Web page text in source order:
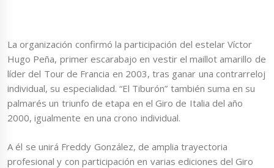
La organización confirmó la participación del estelar Víctor
Hugo Peña, primer escarabajo en vestir el maillot amarillo de
líder del Tour de Francia en 2003, tras ganar una contrarreloj
individual, su especialidad. “El Tiburón” también suma en su
palmarés un triunfo de etapa en el Giro de Italia del año
2000, igualmente en una crono individual.
A él se unirá Freddy González, de amplia trayectoria
profesional y con participación en varias ediciones del Giro